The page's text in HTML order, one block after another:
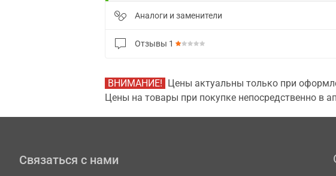
Аналоги и заменители
Отзывы 1
ВНИМАНИЕ! Цены актуальны только при
Цены на товары при покупке непосредственно в
Связаться с нами